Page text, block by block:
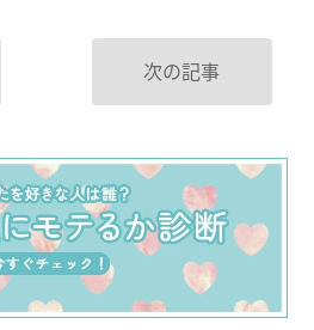
次の記事